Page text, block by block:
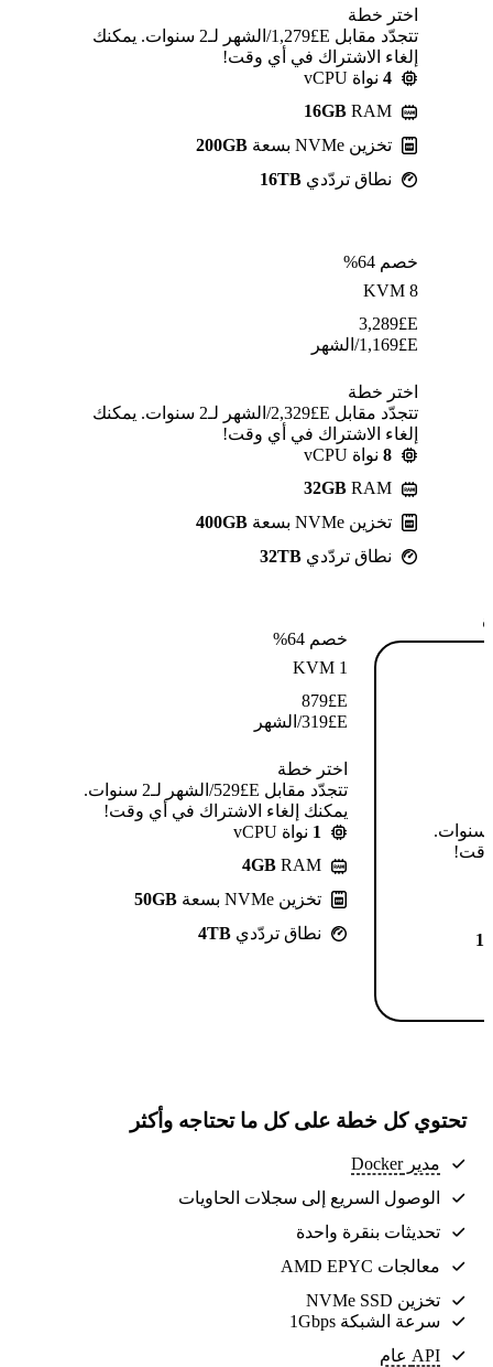
اختر خطة
تتجدّد مقابل E£⁦1,279⁩/الشهر لـ2 سنوات. يمكنك
إلغاء الاشتراك في أي وقت!
4 نواة vCPU
16GB RAM
تخزين NVMe بسعة
200GB
نطاق تردّدي 16TB
خصم 64%
KVM 8
E£
3,289
E£
1,169/الشهر
اختر خطة
تتجدّد مقابل E£⁦2,329⁩/الشهر لـ2 سنوات. يمكنك
إلغاء الاشتراك في أي وقت!
8 نواة vCPU
32GB RAM
تخزين NVMe بسعة
400GB
نطاق تردّدي 32TB
خصم 64%
KVM 1
E£
879
E£
319/الشهر
اختر خطة
تتجدّد مقابل E£⁦529⁩/الشهر لـ2 سنوات.
يمكنك إلغاء الاشتراك في أي وقت!
1 نواة vCPU
4GB RAM
تخزين NVMe بسعة
50GB
نطاق تردّدي 4TB
تتجدّد مقابل E£⁦639⁩/الشهر لـ2 سنوات.
وقت!
تحتوي كل خطة على كل ما تحتاجه وأكثر
مدير Docker
الوصول السريع إلى سجلات الحاويات
تحديثات بنقرة واحدة
معالجات AMD EPYC
تخزين NVMe SSD
سرعة الشبكة 1Gbps
API عام